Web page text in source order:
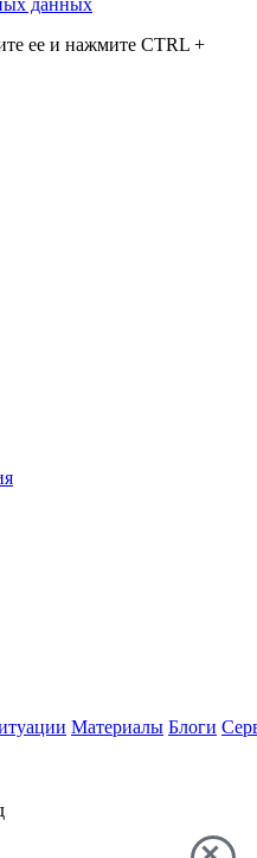
данных
ее и нажмите CTRL +
Материалы Блоги